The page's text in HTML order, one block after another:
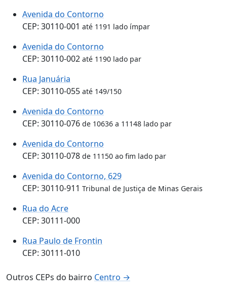
Avenida do Contorno
CEP: 30110-001 até 1191 lado ímpar
Avenida do Contorno
CEP: 30110-002 até 1190 lado par
Rua Januária
CEP: 30110-055 até 149/150
Avenida do Contorno
CEP: 30110-076 de 10636 a 11148 lado par
Avenida do Contorno
CEP: 30110-078 de 11150 ao fim lado par
Avenida do Contorno, 629
CEP: 30110-911 Tribunal de Justiça de Minas Gerais
Rua do Acre
CEP: 30111-000
Rua Paulo de Frontin
CEP: 30111-010
Outros CEPs do bairro Centro →